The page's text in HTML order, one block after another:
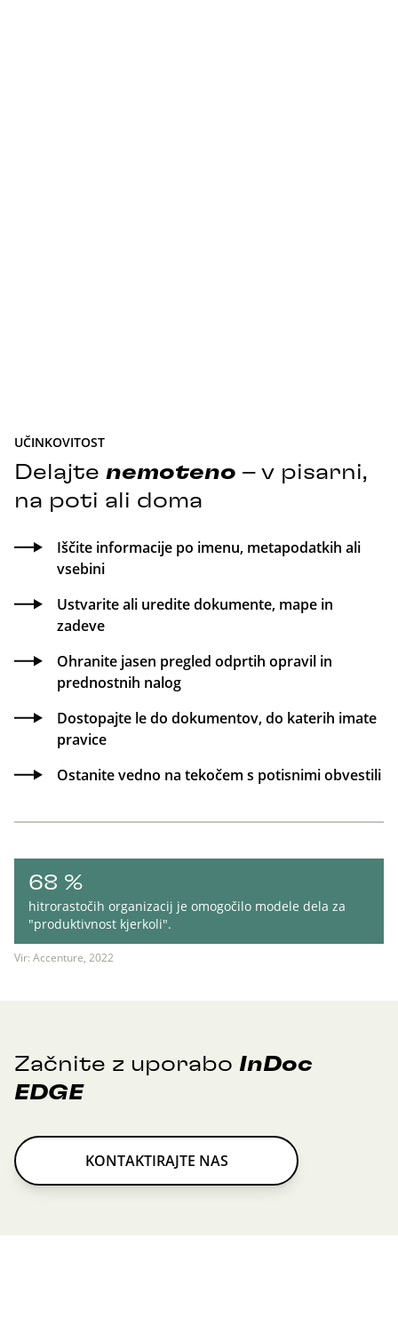
UČINKOVITOST
Delajte nemoteno – v pisarni,
na poti ali doma
Iščite informacije po imenu, metapodatkih ali
vsebini
Ustvarite ali uredite dokumente, mape in
zadeve
Ohranite jasen pregled odprtih opravil in
prednostnih nalog
Dostopajte le do dokumentov, do katerih imate
pravice
Ostanite vedno na tekočem s potisnimi obvestili
68 %
hitrorastočih organizacij je omogočilo modele dela za
"produktivnost kjerkoli".
Vir: Accenture, 2022
Začnite z uporabo InDoc
EDGE
KONTAKTIRAJTE NAS